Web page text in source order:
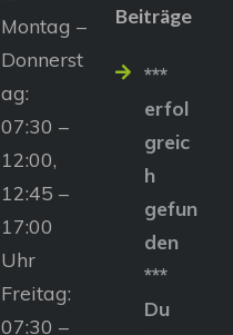
Montag –
Donnerst
ag:
07:30 –
12:00,
12:45 –
17:00
Uhr
Freitag:
07:30 –
Beiträge
***
erfol
greic
h
gefun
den
***
Du